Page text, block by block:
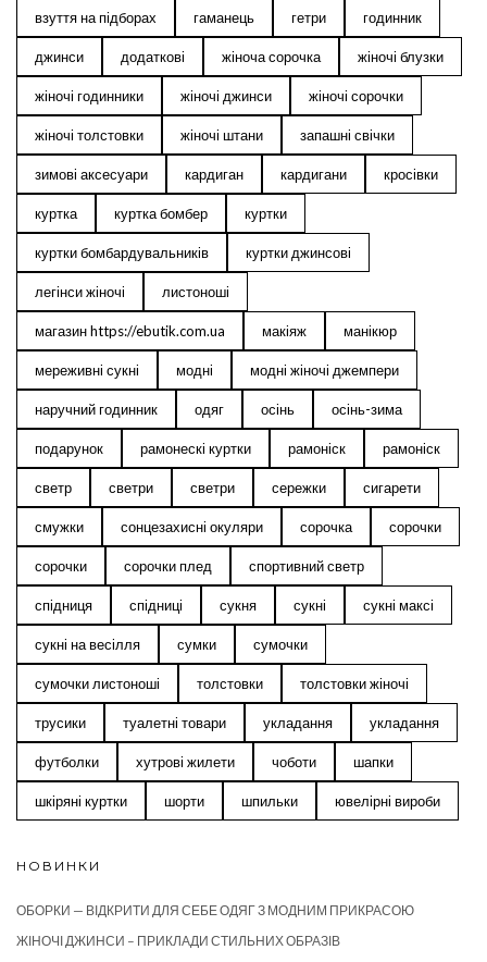
взуття на підборах гаманець гетри годинник
джинси додаткові жіноча сорочка жіночі блузки
жіночі годинники жіночі джинси жіночі сорочки
жіночі толстовки жіночі штани запашні свічки
зимові аксесуари кардиган кардигани кросівки
куртка куртка бомбер куртки
куртки бомбардувальників куртки джинсові
легінси жіночі листоноші
магазин https://ebutik.com.ua макіяж манікюр
мереживні сукні модні модні жіночі джемпери
наручний годинник одяг осінь осінь-зима
подарунок рамонескі куртки рамоніск рамоніск
светр светри светри сережки сигарети
смужки сонцезахисні окуляри сорочка сорочки
сорочки сорочки плед спортивний светр
спідниця спідниці сукня сукні сукні максі
сукні на весілля сумки сумочки
сумочки листоноші толстовки толстовки жіночі
трусики туалетні товари укладання укладання
футболки хутрові жилети чоботи шапки
шкіряні куртки шорти шпильки ювелірні вироби
НОВИНКИ
ОБОРКИ — ВІДКРИТИ ДЛЯ СЕБЕ ОДЯГ З МОДНИМ ПРИКРАСОЮ
ЖІНОЧІ ДЖИНСИ – ПРИКЛАДИ СТИЛЬНИХ ОБРАЗІВ